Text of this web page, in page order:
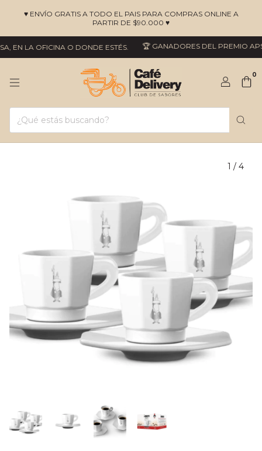
♥ ENVÍO GRATIS A TODO EL PAIS PARA COMPRAS ONLINE A
PARTIR DE $90.000 ♥
EN LA OFICINA O DONDE ESTÉS. 🏆 GANADORES DEL PREMIO
0
1 / 4